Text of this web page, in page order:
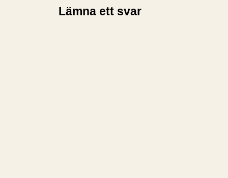
Lämna ett svar